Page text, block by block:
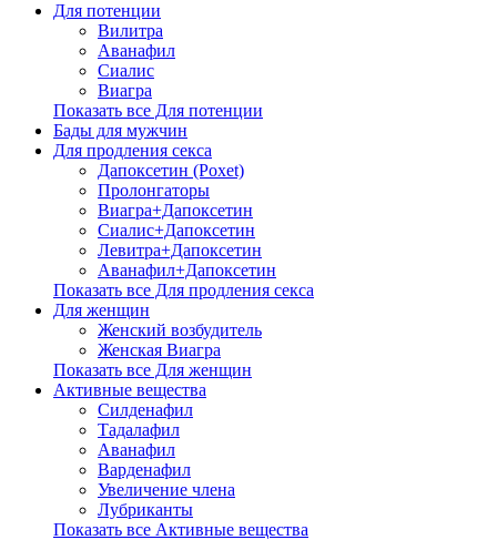
Для потенции
Вилитра
Аванафил
Сиалис
Виагра
Показать все Для потенции
Бады для мужчин
Для продления секса
Дапоксетин (Poxet)
Пролонгаторы
Виагра+Дапоксетин
Сиалис+Дапоксетин
Левитра+Дапоксетин
Аванафил+Дапоксетин
Показать все Для продления секса
Для женщин
Женский возбудитель
Женская Виагра
Показать все Для женщин
Активные вещества
Силденафил
Тадалафил
Аванафил
Варденафил
Увеличение члена
Лубриканты
Показать все Активные вещества